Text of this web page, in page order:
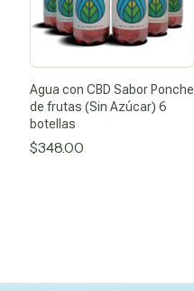
Agua con CBD Sabor Ponche
de frutas (Sin Azúcar) 6
botellas
$348.00